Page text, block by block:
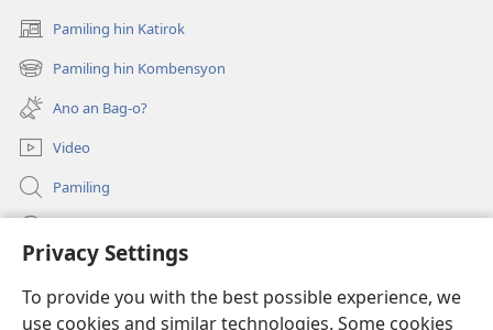
Privacy Settings
To provide you with the best possible experience, we
use cookies and similar technologies. Some cookies
Pamiling hin Katirok
(opens
new
window)
Pamiling hin Kombensyon
(opens
new
window)
Ano an Bag-o?
Video
Pamiling
(opens